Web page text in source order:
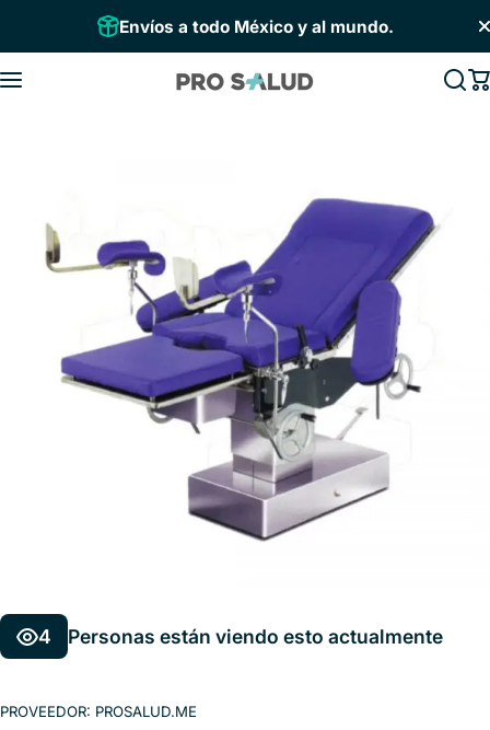
Saltar al contenido
Envíos a todo México y al mundo.
4 Personas están viendo esto actualmente
PROVEEDOR: PROSALUD.ME